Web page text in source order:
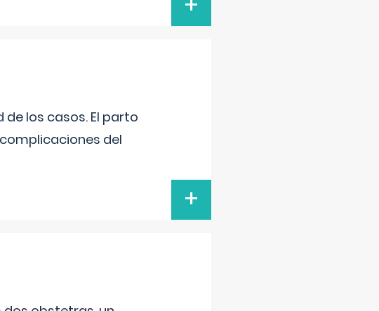
los casos. El parto
del
+